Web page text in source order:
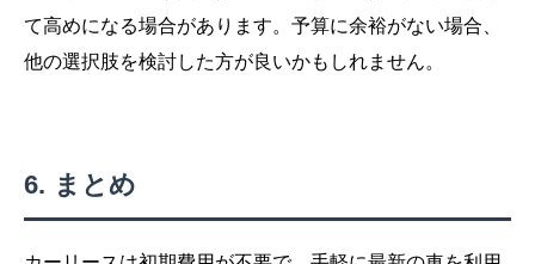
て高めになる場合があります。予算に余裕がない場合、
他の選択肢を検討した方が良いかもしれません。
まとめ